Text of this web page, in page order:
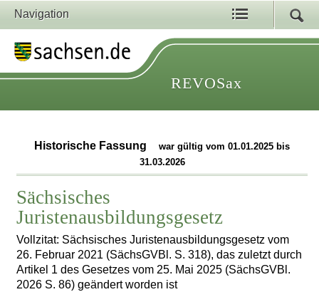
Navigation
REVOSax
Historische Fassung
war gültig vom 01.01.2025 bis
31.03.2026
Sächsisches
Juristenausbildungsgesetz
Vollzitat: Sächsisches Juristenausbildungsgesetz vom
26. Februar 2021 (SächsGVBl. S. 318), das zuletzt durch
Artikel 1 des Gesetzes vom 25. Mai 2025 (SächsGVBl.
2026 S. 86) geändert worden ist